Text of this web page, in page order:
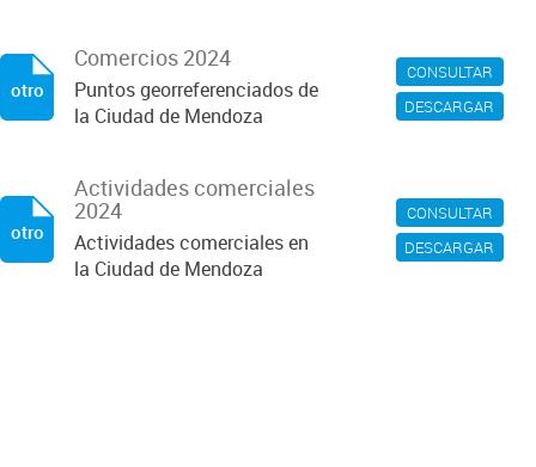
CONSULTAR
DESCARGAR
Comercios 2024
Puntos georreferenciados de
la Ciudad de Mendoza
otro
CONSULTAR
DESCARGAR
Actividades comerciales
2024
Actividades comerciales en
la Ciudad de Mendoza
otro